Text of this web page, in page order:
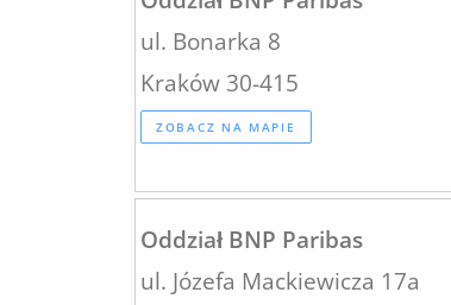
ul. Bonarka 8
Kraków 30-415
ZOBACZ NA MAPIE
Oddział BNP Paribas
ul. Józefa Mackiewicza 17a